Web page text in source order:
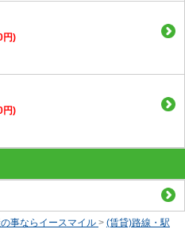
円)
円)
事ならイースマイル > (賃貸)路線・駅